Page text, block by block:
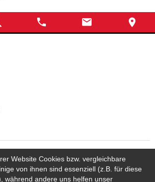
Website Cookies bzw. vergleichbare
von ihnen sind essenziell (z.B. für diese
während andere uns helfen unser